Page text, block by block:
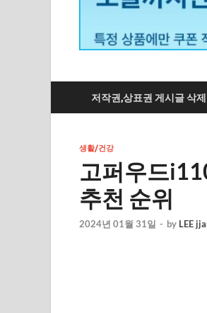
저작권,상표권 게시글 삭
생활/건강
고퍼우드
추천 순위
2024년 01월 31일 - by LEE